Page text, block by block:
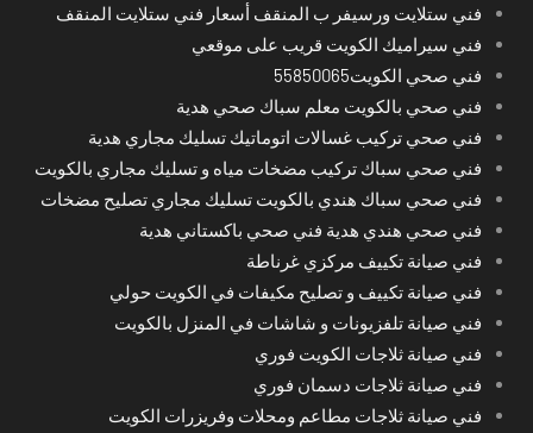
فني ستلايت ورسيفر ب المنقف أسعار فني ستلايت المنقف
فني سيراميك الكويت قريب على موقعي
فني صحي الكويت55850065
فني صحي بالكويت معلم سباك صحي هدية
فني صحي تركيب غسالات اتوماتيك تسليك مجاري هدية
فني صحي سباك تركيب مضخات مياه و تسليك مجاري بالكويت
فني صحي سباك هندي بالكويت تسليك مجاري تصليح مضخات
فني صحي هندي هدية فني صحي باكستاني هدية
فني صيانة تكييف مركزي غرناطة
فني صيانة تكييف و تصليح مكيفات في الكويت حولي
فني صيانة تلفزيونات و شاشات في المنزل بالكويت
فني صيانة ثلاجات الكويت فوري
فني صيانة ثلاجات دسمان فوري
فني صيانة ثلاجات مطاعم ومحلات وفريزرات الكويت